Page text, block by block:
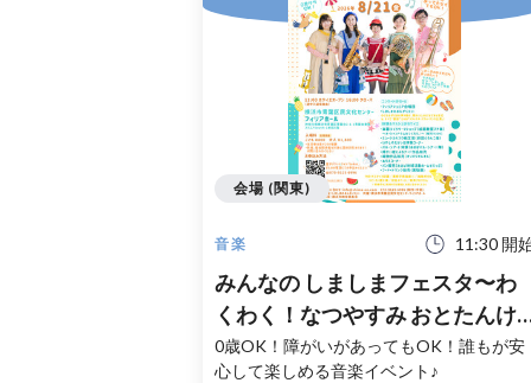
音楽 11:30 開
みんなの しましまフェスタ〜わ
くわく！なつやすみ おとたんけ
ん！〜
0歳OK！障がいがあってもOK！誰もが安
心して楽しめる音楽イベント♪
会場 (関東)